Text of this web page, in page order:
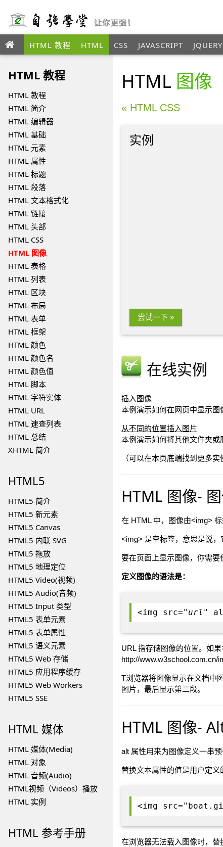
HTML 教程 HTML CSS JAVASCRIPT JQUERY
HTML 教程
HTML 教程
HTML 简介
HTML 编辑器
HTML 基础
HTML 元素
HTML 属性
HTML 标题
HTML 段落
HTML 文本格式化
HTML 链接
HTML 头部
HTML CSS
HTML 图像
HTML 表格
HTML 列表
HTML 区块
HTML 布局
HTML 表单
HTML 框架
HTML 颜色
HTML 颜色名
HTML 颜色值
HTML 脚本
HTML 字符实体
HTML URL
HTML 速查列表
HTML 总结
XHTML 简介
HTML5
HTML5 简介
HTML5 新元素
HTML5 Canvas
HTML5 内联 SVG
HTML5 拖放
HTML5 地理定位
HTML5 Video(视频)
HTML5 Audio(音频)
HTML5 Input 类型
HTML5 表单元素
HTML5 表单属性
HTML5 语义元素
HTML5 Web 存储
HTML5 应用程序缓存
HTML5 Web Workers
HTML5 SSE
HTML 媒体
HTML 媒体(Media)
HTML 对象
HTML 音频(Audio)
HTML视频（Videos）播放
HTML 实例
HTML 参考手册
HTML 图像
« HTML CSS
实例
尝试一下 »
在线实例
插入图像
本例演示如何在网页中显示图
从不同的位置插入图片
本例演示如何将其他文件夹或
（可以在本页底端找到更多实
HTML 图像-
在 HTML 中，图像由<img> 标
<img> 是空标签，意思是说，
要在页面上显示图像，你需要
定义图像的语法是：
<img src=" url "
URL 指存储图像的位置。如
http://www.w3school.com.cn/
T浏览器将图像显示在文档中
图片，最后显示第二段。
HTML 图像-
alt 属性用来为图像定义一串预
替换文本属性的值是用户定义
<img
在浏览器无法载入图像时，